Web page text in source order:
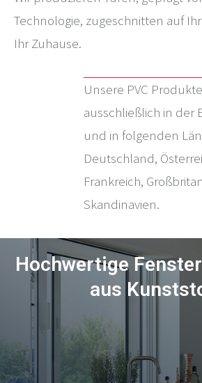
Technologie, zugeschnitten auf
Ihr Zuhause.
Unsere PVC
ausschließlich in der
und in folgenden
Deutschland,
Frankreich,
Skandinavien.
Hochwertige
aus